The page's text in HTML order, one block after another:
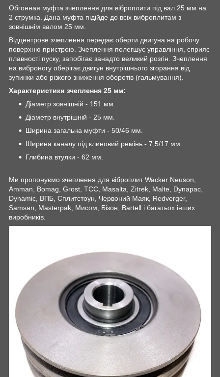
Обгонная муфта зчеплення для віброплити під вал 25 мм на
2 струмка. Дана муфта підійде до всіх виброплитам з
зовнішнім валом 25 мм.
Відцентрове зчеплення передає оберти двигуна на робочу
поверхню пристрою. Зчеплення полегшує управління, сприяє
плавності пуску, запобігає занадто великий розгін. Зчеплення
на виброногу оберігає двигун внутрішнього згорання від
зупинки або різкого зниження оборотів (гальмування).
Характеристики зчеплення 25 мм:
Діаметр зовнішній - 151 мм.
Діаметр внутрішній - 25 мм.
Ширина загальна муфти - 50/46 мм.
Ширина каналу під клиновий ремінь - 7,5/17 мм.
Глибина втулки - 62 мм.
Ми пропонуємо зчеплення для віброплит Wacker Neuson,
Amman, Bomag, Grost, ТСС, Masalta, Zitrek, Malte, Dynapac,
Dynamic, ВПБ, Сплитстоун, Червоний Маяк, Redverger,
Samsan, Masterpak, Мисом, Бізон, Bartell і багатьох інших
виробників.